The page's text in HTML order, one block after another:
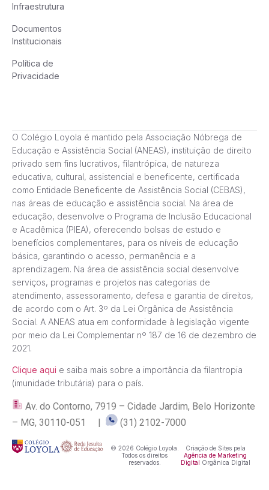
Infraestrutura
Documentos
Institucionais
Política de
Privacidade
O Colégio Loyola é mantido pela Associação Nóbrega de
Educação e Assistência Social (ANEAS), instituição de direito
privado sem fins lucrativos, filantrópica, de natureza
educativa, cultural, assistencial e beneficente, certificada
como Entidade Beneficente de Assistência Social (CEBAS),
nas áreas de educação e assistência social. Na área de
educação, desenvolve o Programa de Inclusão Educacional
e Acadêmica (PIEA), oferecendo bolsas de estudo e
benefícios complementares, para os níveis de educação
básica, garantindo o acesso, permanência e a
aprendizagem. Na área de assistência social desenvolve
serviços, programas e projetos nas categorias de
atendimento, assessoramento, defesa e garantia de direitos,
de acordo com o Art. 3º da Lei Orgânica de Assistência
Social. A ANEAS atua em conformidade à legislação vigente
por meio da Lei Complementar nº 187 de 16 de dezembro de
2021.
Clique aqui e saiba mais sobre a importância da filantropia
(imunidade tributária) para o país.
Av. do Contorno, 7919 – Cidade Jardim, Belo Horizonte
– MG, 30110-051 |
(31) 2102-7000
© 2026 Colégio Loyola.
Todos os direitos
reservados.
Criação de Sites pela
Agência de Marketing
Digital Orgânica Digital